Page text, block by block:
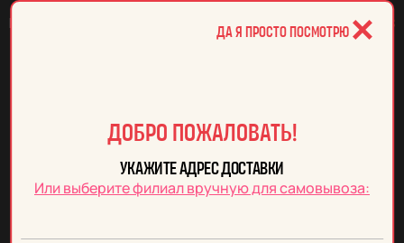
добро пожаловать!
✕
Да я просто посмотрю
укажите адрес доставки
Или выберите филиал вручную для самовывоза:
Ваш заказ